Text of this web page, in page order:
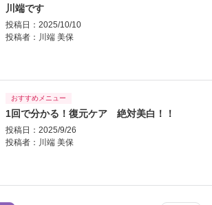
川端です
投稿日：2025/10/10
投稿者： 川端 美保
おすすめメニュー
1回で分かる！復元ケア 絶対美白！！
投稿日：2025/9/26
投稿者： 川端 美保